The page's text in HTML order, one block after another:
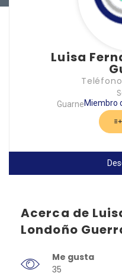
Luisa
GuarneMiembro
Acerca de
Londoño
Me gusta
35